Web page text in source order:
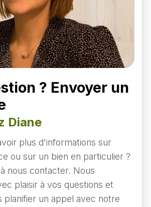
? Envoyer un
Diane
plus d'informations sur
ou sur un bien en particulier ?
nous contacter. Nous
plaisir à vos questions et
planifier un appel avec notre